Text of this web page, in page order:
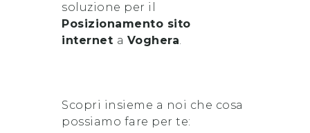
soluzione per il
Posizionamento sito
internet a Voghera.
Scopri insieme a noi che cosa
possiamo fare per te: